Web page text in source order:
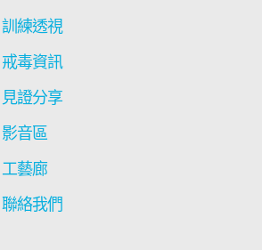
訓練透視
戒毒資訊
見證分享
影音區
工藝廊
聯絡我們